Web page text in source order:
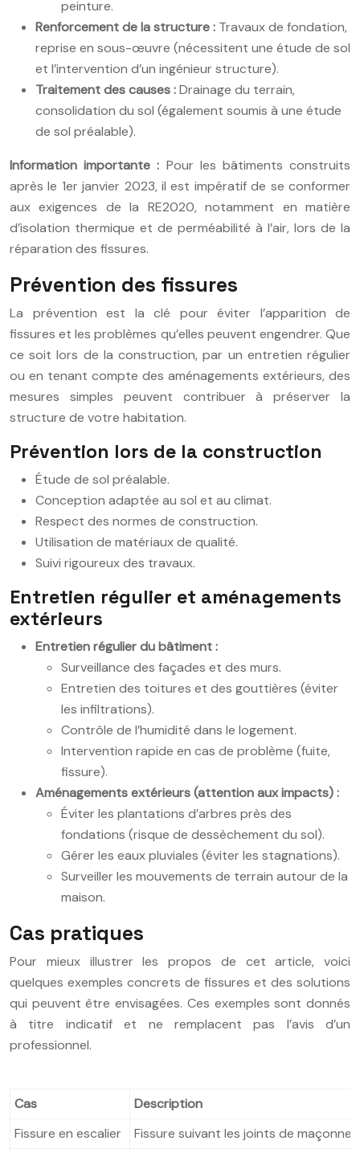
peinture.
Renforcement de la structure : Travaux de fondation,
reprise en sous-œuvre (nécessitent une étude de sol
et l’intervention d’un ingénieur structure).
Traitement des causes :Drainage du terrain,
consolidation du sol (également soumis à une étude
de sol préalable).
Information importante : Pour les bâtiments construits
après le 1er janvier 2023, il est impératif de se conformer
aux exigences de la RE2020, notamment en matière
d’isolation thermique et de perméabilité à l’air, lors de la
réparation des fissures.
Prévention des fissures
La prévention est la clé pour éviter l’apparition de
fissures et les problèmes qu’elles peuvent engendrer. Que
ce soit lors de la construction, par un entretien régulier
ou en tenant compte des aménagements extérieurs, des
mesures simples peuvent contribuer à préserver la
structure de votre habitation.
Prévention lors de la construction
Étude de sol préalable.
Conception adaptée au sol et au climat.
Respect des normes de construction.
Utilisation de matériaux de qualité.
Suivi rigoureux des travaux.
Entretien régulier et aménagements
extérieurs
Entretien régulier du bâtiment :
Surveillance des façades et des murs.
Entretien des toitures et des gouttières (éviter
les infiltrations).
Contrôle de l’humidité dans le logement.
Intervention rapide en cas de problème (fuite,
fissure).
Aménagements extérieurs (attention aux impacts) :
Éviter les plantations d’arbres près des
fondations (risque de dessèchement du sol).
Gérer les eaux pluviales (éviter les stagnations).
Surveiller les mouvements de terrain autour de la
maison.
Cas pratiques
Pour mieux illustrer les propos de cet article, voici
quelques exemples concrets de fissures et des solutions
qui peuvent être envisagées. Ces exemples sont donnés
à titre indicatif et ne remplacent pas l’avis d’un
professionnel.
Cas
Description
Fissure en escalier
Fissure suivant les joints de